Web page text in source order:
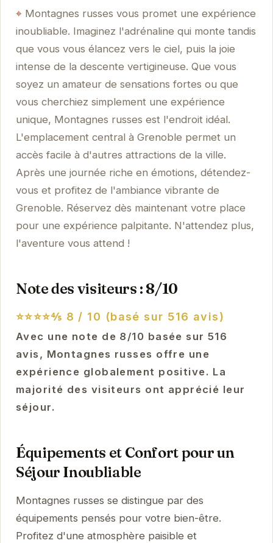
Montagnes russes vous promet une expérience
inoubliable. Imaginez l'adrénaline qui monte tandis
que vous vous élancez vers le ciel, puis la joie
intense de la descente vertigineuse. Que vous
soyez un amateur de sensations fortes ou que
vous cherchiez simplement une expérience
unique, Montagnes russes est l'endroit idéal.
L'emplacement central à Grenoble permet un
accès facile à d'autres attractions de la ville.
Après une journée riche en émotions, détendez-
vous et profitez de l'ambiance vibrante de
Grenoble. Réservez dès maintenant votre place
pour une expérience palpitante. N'attendez plus,
l'aventure vous attend !
Note des visiteurs : 8/10
⭐⭐⭐⭐⅘ 8 / 10 (basé sur 516 avis)
Avec une note de 8/10 basée sur 516
avis, Montagnes russes offre une
expérience globalement positive. La
majorité des visiteurs ont apprécié leur
séjour.
Équipements et Confort pour un
Séjour Inoubliable
Montagnes russes se distingue par des
équipements pensés pour votre bien-être.
Profitez d'une atmosphère paisible et